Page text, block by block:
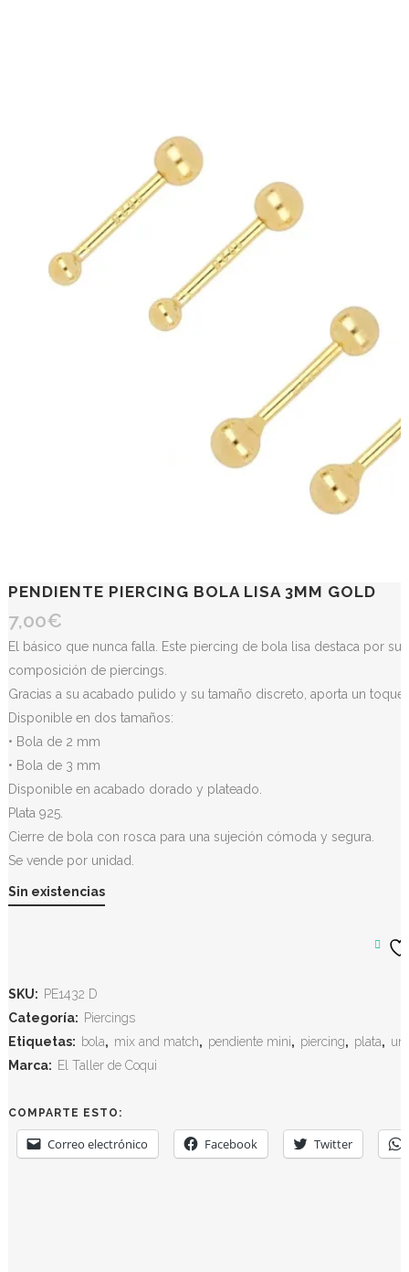
PENDIENTE PIERCING BOLA LISA 3MM GOLD
7,00€
El básico que nunca falla. Este piercing de bola lisa destaca por
composición de piercings.
Gracias a su acabado pulido y su tamaño discreto, aporta un
Disponible en dos tamaños:
• Bola de 2 mm
• Bola de 3 mm
Disponible en acabado dorado y plateado.
Plata 925.
Cierre de bola con rosca para una sujeción cómoda y segura.
Se vende por unidad.
Sin existencias
SKU: PE1432 D
Categoría: Piercings
Etiquetas: bola, mix and match, pendiente mini, piercing, plata,
Marca: El Taller de Coqui
COMPARTE ESTO:
Correo electrónico Facebook Twitter